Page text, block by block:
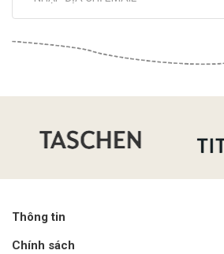
Thông tin
Chính sách